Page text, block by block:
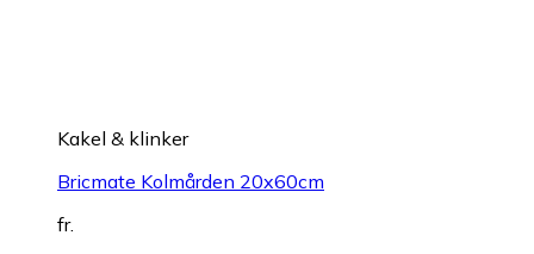
Kakel & klinker
Bricmate Kolmården 20x60cm
fr.